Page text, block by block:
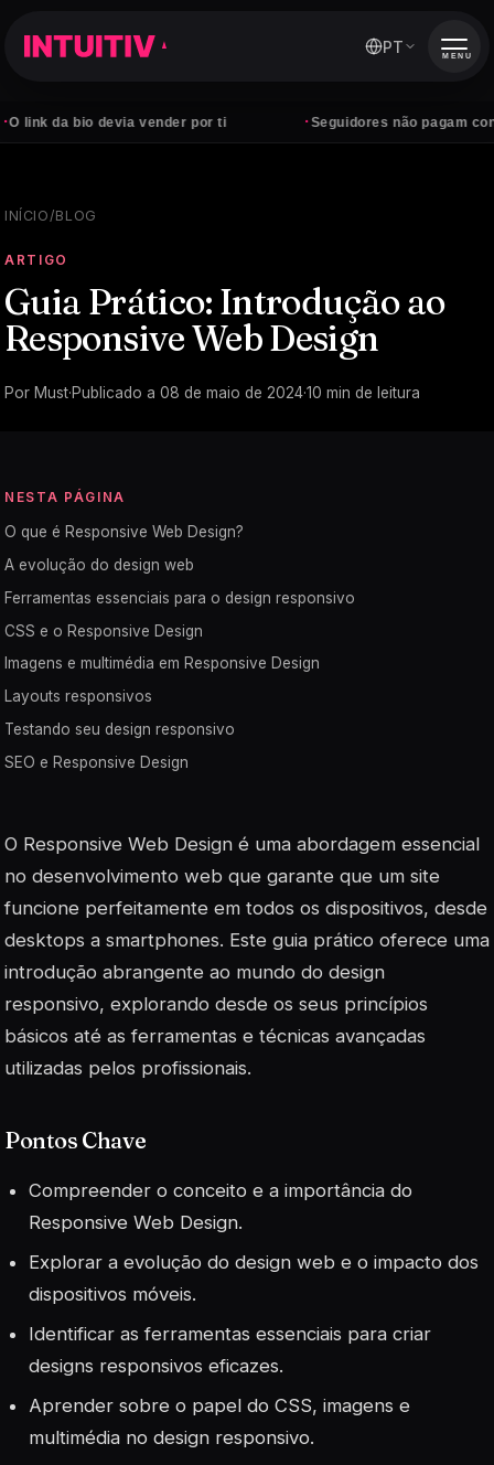
devia vender por ti Seguidores não pagam contas —
PT MENU
INÍCIO/BLOG
ARTIGO
Guia Prático: Introdução ao
Responsive Web Design
Por Must·Publicado a 08 de maio de 2024·10 min de leitura
NESTA PÁGINA
O que é Responsive Web Design?
A evolução do design web
Ferramentas essenciais para o design responsivo
CSS e o Responsive Design
Imagens e multimédia em Responsive Design
Layouts responsivos
Testando seu design responsivo
SEO e Responsive Design
O Responsive Web Design é uma abordagem essencial
no desenvolvimento web que garante que um site
funcione perfeitamente em todos os dispositivos, desde
desktops a smartphones. Este guia prático oferece uma
introdução abrangente ao mundo do design
responsivo, explorando desde os seus princípios
básicos até as ferramentas e técnicas avançadas
utilizadas pelos profissionais.
Pontos Chave
Compreender o conceito e a importância do
Responsive Web Design.
Explorar a evolução do design web e o impacto dos
dispositivos móveis.
Identificar as ferramentas essenciais para criar
designs responsivos eficazes.
Aprender sobre o papel do CSS, imagens e
multimédia no design responsivo.